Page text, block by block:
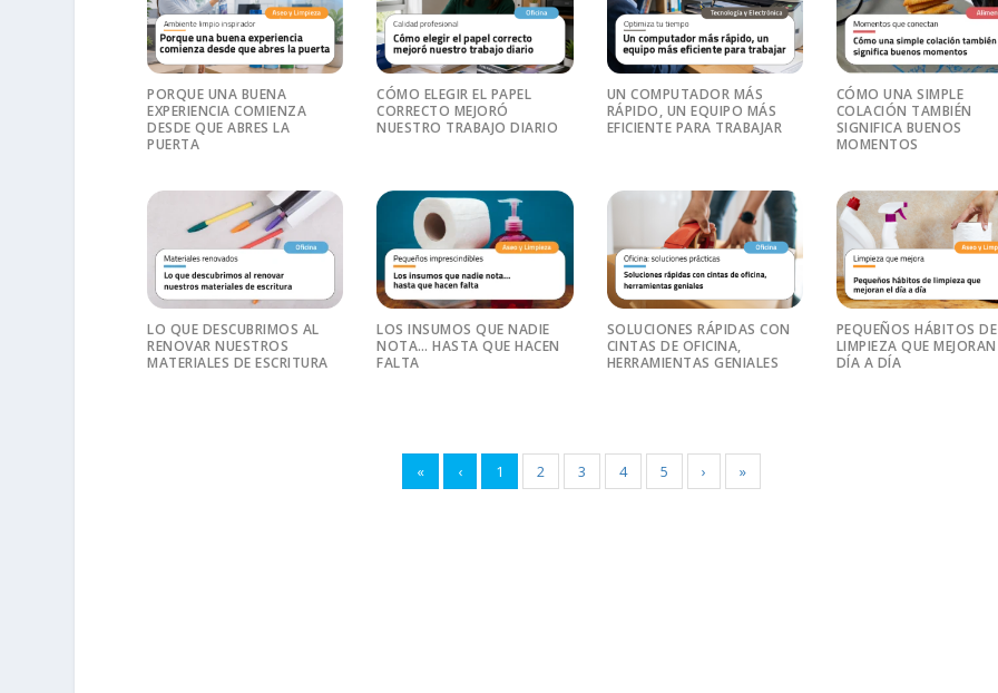
PORQUE UNA BUENA
EXPERIENCIA COMIENZA
DESDE QUE ABRES LA
PUERTA
CÓMO ELEGIR EL PAPEL
CORRECTO MEJORÓ
NUESTRO TRABAJO DIARIO
UN COMPUTADOR MÁS
RÁPIDO, UN EQUIPO MÁS
EFICIENTE PARA TRABAJAR
CÓMO UNA SIMPLE
COLACIÓN TAMBIÉN
SIGNIFICA BUENOS
MOMENTOS
LO QUE DESCUBRIMOS AL
RENOVAR NUESTROS
MATERIALES DE ESCRITURA
LOS INSUMOS QUE NADIE
NOTA… HASTA QUE HACEN
FALTA
SOLUCIONES RÁPIDAS CON
CINTAS DE OFICINA,
HERRAMIENTAS GENIALES
PEQUEÑOS HÁBITOS DE
LIMPIEZA QUE
DÍA A DÍA
« ‹ 1 2 3 4 5 › »